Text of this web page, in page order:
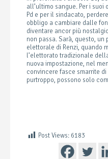
all’ultimo sangue. Per i
Pd e per il sindacato,
obbligo a cambiare dalle
diventare ancor più
non passa. Sarà, questo,
elettorale di Renzi, quando
l’elettorato tradizionale
nuova impostazione, nel
convincere fasce smarrite
purtroppo, possono solo
Post Views: 6183